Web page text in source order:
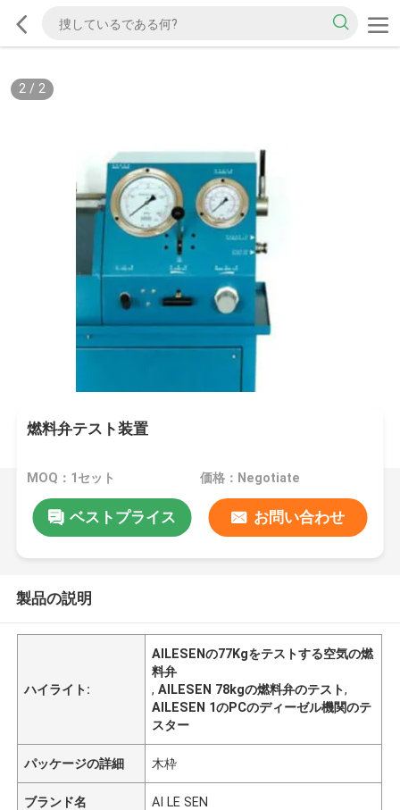
2/ 2
燃料弁テスト装置
MOQ：1セット 価格：Negotiate
ベストプライス お問い合わせ
製品の説明
ハイライト:
AILESENの77Kgをテストする空気の燃
料弁
,AILESEN 78kgの燃料弁のテスト,
AILESEN 1のPCのディーゼル機関のテ
スター
パッケージの詳細 木枠
ブランド名 AI LE SEN